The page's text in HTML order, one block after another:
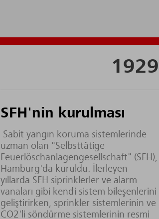
1929
SFH'nin kurulması
Sabit yangın koruma sistemlerinde
uzman olan "Selbsttätige
Feuerlöschanlagengesellschaft" (SFH),
Hamburg'da kuruldu. İlerleyen
yıllarda SFH siprinklerler ve alarm
vanaları gibi kendi sistem bileşenlerini
geliştirirken, sprinkler sistemlerinin ve
CO2'li söndürme sistemlerinin resmi